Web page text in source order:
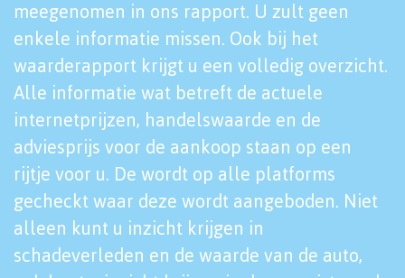
meegenomen in ons rapport. U zult geen
enkele informatie missen. Ook bij het
waarderapport krijgt u een volledig overzicht.
Alle informatie wat betreft de actuele
internetprijzen, handelswaarde en de
adviesprijs voor de aankoop staan op een
rijtje voor u. De wordt op alle platforms
gecheckt waar deze wordt aangeboden. Niet
alleen kunt u inzicht krijgen in
schadeverleden en de waarde van de auto,